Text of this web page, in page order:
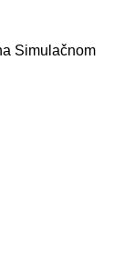
Simulačnom